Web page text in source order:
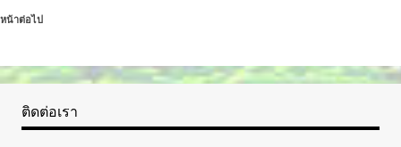
หน้าต่อไป
ติดต่อเรา